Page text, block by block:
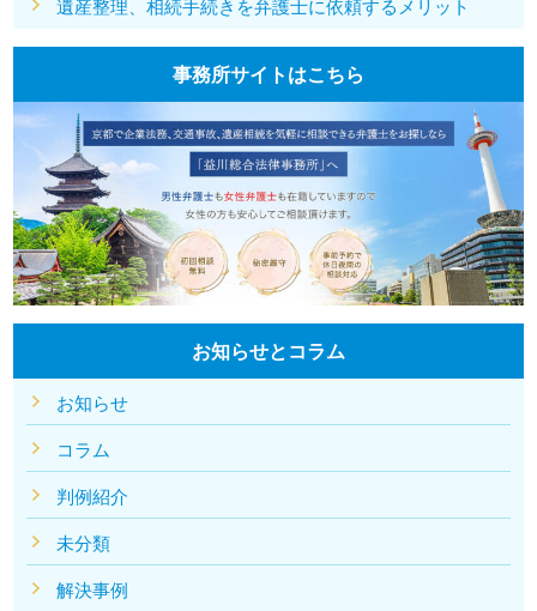
遺産整理、相続手続きを弁護士に依頼するメリット
事務所サイトはこちら
お知らせとコラム
お知らせ
コラム
判例紹介
未分類
解決事例